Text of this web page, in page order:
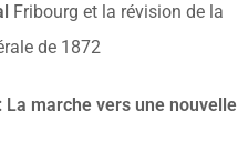
Fribourg et la révision de la
de 1872
La marche vers une nouvelle